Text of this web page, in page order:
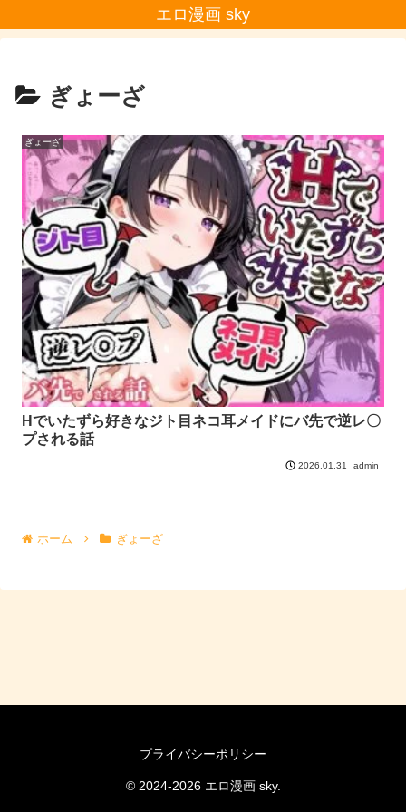
エロ漫画 sky
ぎょーざ
ぎょーざ
Hでいたずら好きなジト目ネコ耳メイドにバ先で逆レ〇
プされる話
2026.01.31 admin
ホーム ぎょーざ
プライバシーポリシー
© 2024-2026 エロ漫画 sky.